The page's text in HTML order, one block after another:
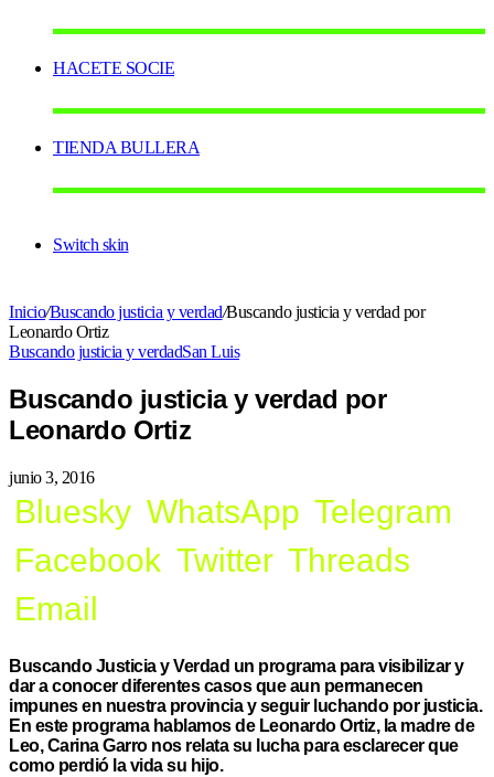
HACETE SOCIE
TIENDA BULLERA
Switch skin
Inicio/Buscando justicia y verdad/Buscando justicia y verdad por
Leonardo Ortiz
Buscando justicia y verdadSan Luis
Buscando justicia y verdad por
Leonardo Ortiz
junio 3, 2016
Bluesky WhatsApp Telegram
Facebook Twitter Threads
Email
Buscando Justicia y Verdad un programa para visibilizar y
dar a conocer diferentes casos que aun permanecen
impunes en nuestra provincia y seguir luchando por justicia.
En este programa hablamos de Leonardo Ortiz, la madre de
Leo, Carina Garro nos relata su lucha para esclarecer que
como perdió la vida su hijo.